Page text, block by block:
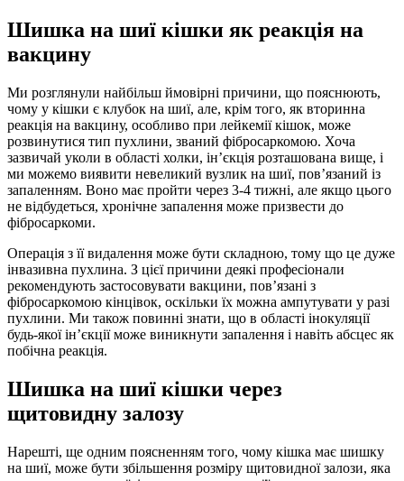
Шишка на шиї кішки як реакція на
вакцину
Ми розглянули найбільш ймовірні причини, що пояснюють,
чому у кішки є клубок на шиї, але, крім того, як вторинна
реакція на вакцину, особливо при лейкемії кішок, може
розвинутися тип пухлини, званий фібросаркомою. Хоча
зазвичай уколи в області холки, ін’єкція розташована вище, і
ми можемо виявити невеликий вузлик на шиї, пов’язаний із
запаленням. Воно має пройти через 3-4 тижні, але якщо цього
не відбудеться, хронічне запалення може призвести до
фібросаркоми.
Операція з її видалення може бути складною, тому що це дуже
інвазивна пухлина. З цієї причини деякі професіонали
рекомендують застосовувати вакцини, пов’язані з
фібросаркомою кінцівок, оскільки їх можна ампутувати у разі
пухлини. Ми також повинні знати, що в області інокуляції
будь-якої ін’єкції може виникнути запалення і навіть абсцес як
побічна реакція.
Шишка на шиї кішки через
щитовидну залозу
Нарешті, ще одним поясненням того, чому кішка має шишку
на шиї, може бути збільшення розміру щитовидної залози, яка